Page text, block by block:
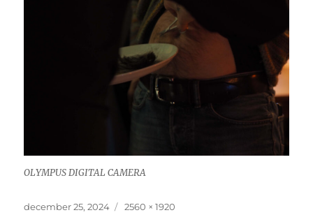
OLYMPUS DIGITAL CAMERA
Geplaatst
december 25, 2024
Volledige
2560 × 1920